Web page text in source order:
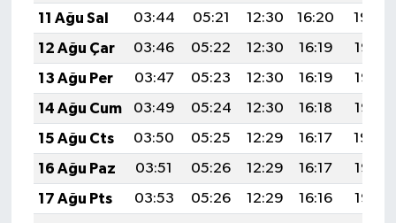
11 Ağu Sal
03:44 05:21 12:30 16:20
19:30
12 Ağu Çar
03:46 05:22 12:30 16:19
19:28
13 Ağu Per
03:47 05:23 12:30 16:19
19:27
14 Ağu Cum
03:49 05:24 12:30 16:18
19:26
15 Ağu Cts
03:50 05:25 12:29 16:17
19:24
16 Ağu Paz
03:51 05:26 12:29 16:17
19:23
17 Ağu Pts
03:53 05:26 12:29 16:16
19:22